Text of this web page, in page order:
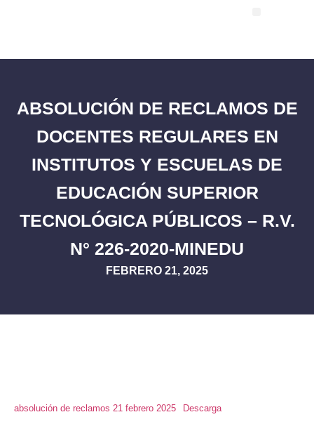
ABSOLUCIÓN DE RECLAMOS DE
DOCENTES REGULARES EN
INSTITUTOS Y ESCUELAS DE
EDUCACIÓN SUPERIOR
TECNOLÓGICA PÚBLICOS – R.V.
N° 226-2020-MINEDU
FEBRERO 21, 2025
absolución de reclamos 21 febrero 2025 Descarga